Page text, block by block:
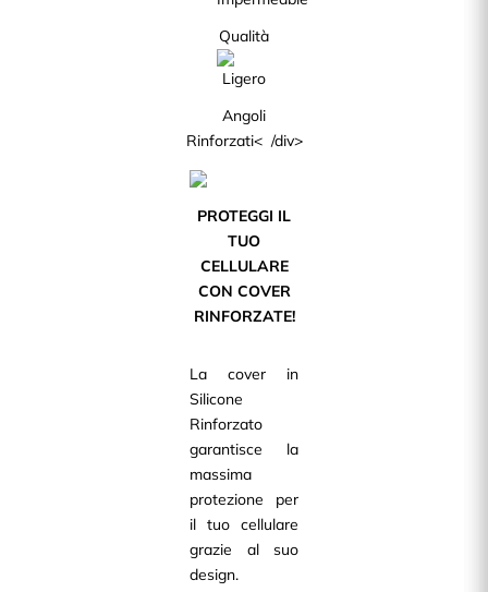
Qualità
Angoli
Rinforzati< /div>
PROTEGGI IL
TUO
CELLULARE
CON COVER
RINFORZATE!
La cover in
Silicone
Rinforzato
garantisce la
massima
protezione per
il tuo cellulare
grazie al suo
design.